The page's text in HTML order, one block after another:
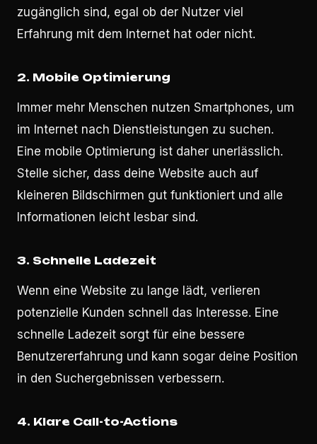
zugänglich sind, egal ob der Nutzer viel
Erfahrung mit dem Internet hat oder nicht.
2. Mobile Optimierung
Immer mehr Menschen nutzen Smartphones, um
im Internet nach Dienstleistungen zu suchen.
Eine mobile Optimierung ist daher unerlässlich.
Stelle sicher, dass deine Website auch auf
kleineren Bildschirmen gut funktioniert und alle
Informationen leicht lesbar sind.
3. Schnelle Ladezeit
Wenn eine Website zu lange lädt, verlieren
potenzielle Kunden schnell das Interesse. Eine
schnelle Ladezeit sorgt für eine bessere
Benutzererfahrung und kann sogar deine Position
in den Suchergebnissen verbessern.
4. Klare Call-to-Actions